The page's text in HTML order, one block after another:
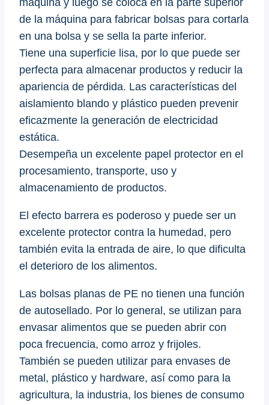
máquina y luego se coloca en la parte superior
de la máquina para fabricar bolsas para cortarla
en una bolsa y se sella la parte inferior.
Tiene una superficie lisa, por lo que puede ser
perfecta para almacenar productos y reducir la
apariencia de pérdida. Las características del
aislamiento blando y plástico pueden prevenir
eficazmente la generación de electricidad
estática.
Desempeña un excelente papel protector en el
procesamiento, transporte, uso y
almacenamiento de productos.
El efecto barrera es poderoso y puede ser un
excelente protector contra la humedad, pero
también evita la entrada de aire, lo que dificulta
el deterioro de los alimentos.
Las bolsas planas de PE no tienen una función
de autosellado. Por lo general, se utilizan para
envasar alimentos que se pueden abrir con
poca frecuencia, como arroz y frijoles.
También se pueden utilizar para envases de
metal, plástico y hardware, así como para la
agricultura, la industria, los bienes de consumo